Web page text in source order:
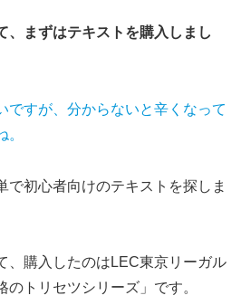
、まずはテキストを購入しまし
ですが、分からないと辛くなって
で初心者向けのテキストを探しま
、購入したのはLEC東京リーガル
トリセツシリーズ」です。